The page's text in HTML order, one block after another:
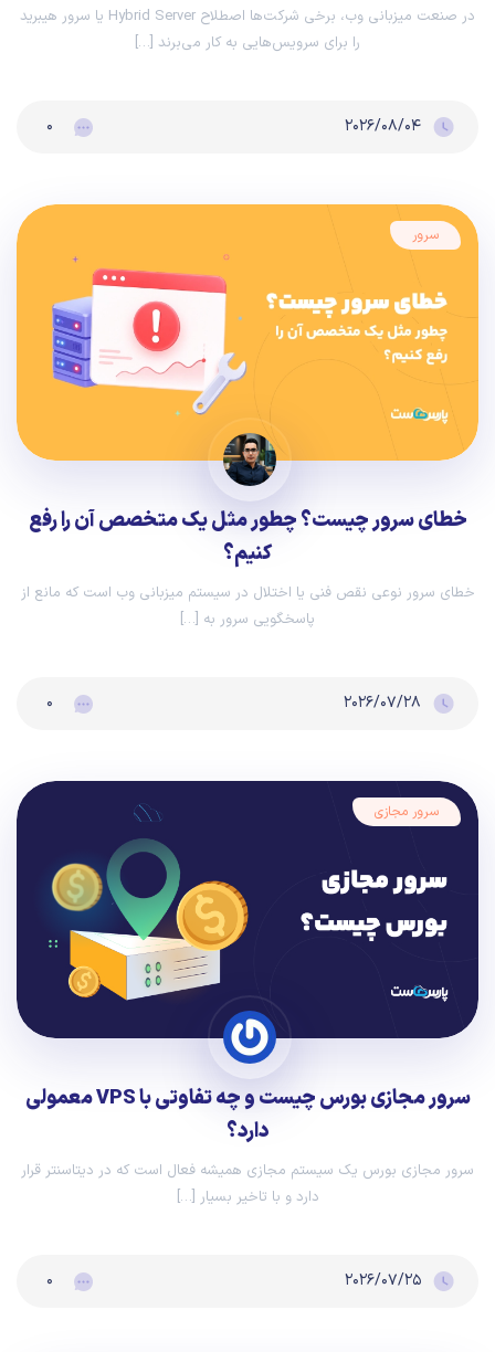
در صنعت میزبانی وب، برخی شرکت‌ها اصطلاح Hybrid Server یا سرور هیبرید
را برای سرویس‌هایی به کار می‌برند […]
۲۰۲۶/۰۸/۰۴ ۰
سرور
خطای سرور چیست؟ چطور مثل یک متخصص آن را رفع
کنیم؟
خطای سرور نوعی نقص فنی یا اختلال در سیستم میزبانی وب است که مانع از
پاسخگویی سرور به […]
۲۰۲۶/۰۷/۲۸ ۰
سرور مجازی
سرور مجازی بورس چیست و چه تفاوتی با VPS معمولی
دارد؟
سرور مجازی بورس یک سیستم مجازی همیشه‌ فعال است که در دیتاسنتر قرار
دارد و با تاخیر بسیار […]
۲۰۲۶/۰۷/۲۵ ۰